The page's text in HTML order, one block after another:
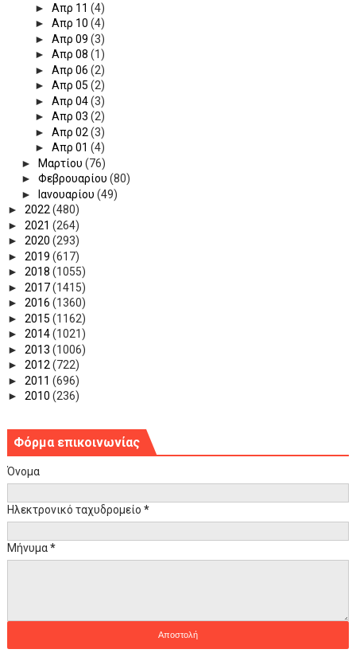
► Απρ 11 (4)
► Απρ 10 (4)
► Απρ 09 (3)
► Απρ 08 (1)
► Απρ 06 (2)
► Απρ 05 (2)
► Απρ 04(3)
► Απρ 03 (2)
► Απρ 02 (3)
► Απρ 01 (4)
►
Μαρτίου (76)
► Φεβρουαρίου (80)
►
Ιανουαρίου (49)
► 2022(480)
► 2021 (264)
► 2020 (293)
► 2019 (617)
► 2018 (1055)
► 2017(1415)
► 2016 (1360)
► 2015 (1162)
► 2014(1021)
► 2013 (1006)
► 2012(722)
► 2011 (696)
► 2010 (236)
Φόρμα επικοινωνίας
Όνομα
Ηλεκτρονικό ταχυδρομείο *
Μήνυμα*